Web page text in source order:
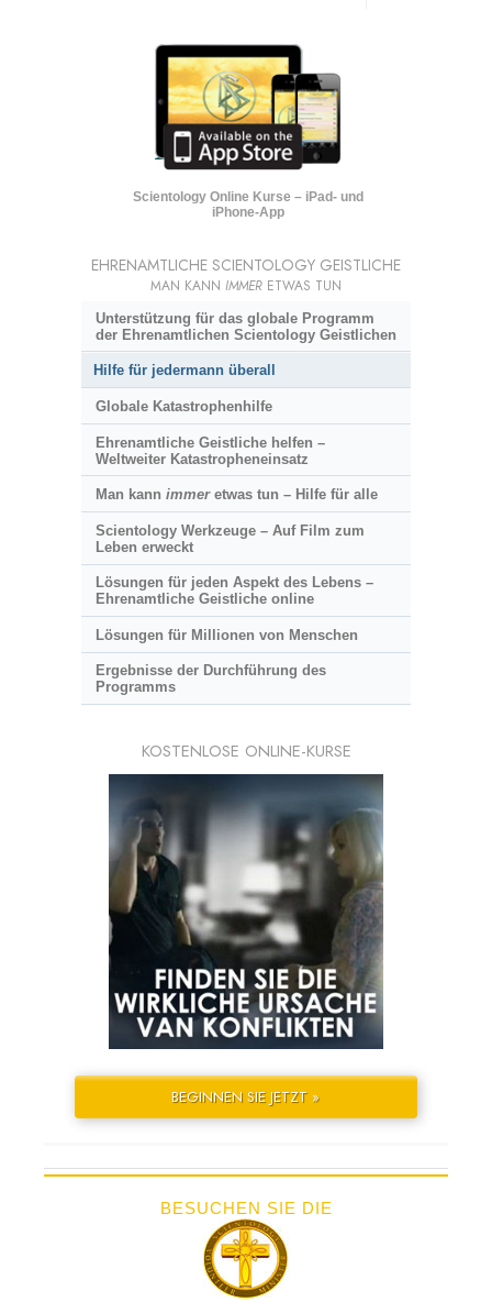
Scientology Online Kurse – iPad- und
iPhone-App
EHRENAMTLICHE SCIENTOLOGY GEISTLICHE
MAN KANN IMMER ETWAS TUN
Unterstützung für das globale Programm
der Ehrenamtlichen Scientology Geistlichen
Hilfe für jedermann überall
Globale Katastrophenhilfe
Ehrenamtliche Geistliche helfen –
Weltweiter Katastropheneinsatz
Man kann immeretwas tun – Hilfe für alle
Scientology Werkzeuge – Auf Film zum
Leben erweckt
Lösungen für jeden Aspekt des Lebens –
Ehrenamtliche Geistliche online
Lösungen für Millionen von Menschen
Ergebnisse der Durchführung des
Programms
KOSTENLOSE ONLINE-KURSE
BEGINNEN SIE JETZT »
BESUCHEN SIE DIE